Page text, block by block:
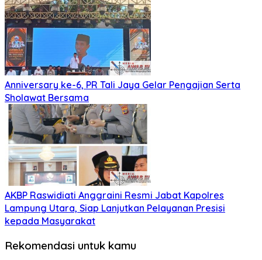
Anniversary ke-6, PR Tali Jaya Gelar Pengajian Serta
Sholawat Bersama
AKBP Raswidiati Anggraini Resmi Jabat Kapolres
Lampung Utara, Siap Lanjutkan Pelayanan Presisi
kepada Masyarakat
Rekomendasi untuk kamu